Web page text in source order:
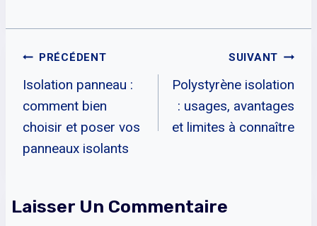
Navigation
De
L’article
PRÉCÉDENT
Isolation panneau :
comment bien
choisir et poser vos
panneaux isolants
SUIVANT
Polystyrène isolation
: usages, avantages
et limites à connaître
Laisser Un Commentaire